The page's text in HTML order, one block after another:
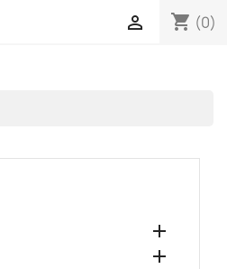
shopping_cart (0)


